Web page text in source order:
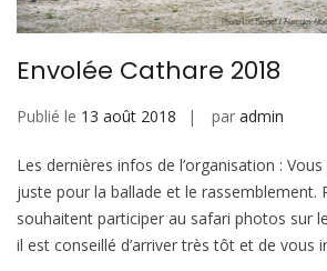
Envolée Cathare 2018
Publié le 13 août 2018 par admin
Les dernières infos de l’organisation :
juste pour la ballade et le rassemblement.
souhaitent participer au safari photos sur
il est conseillé d’arriver très tôt et de vous